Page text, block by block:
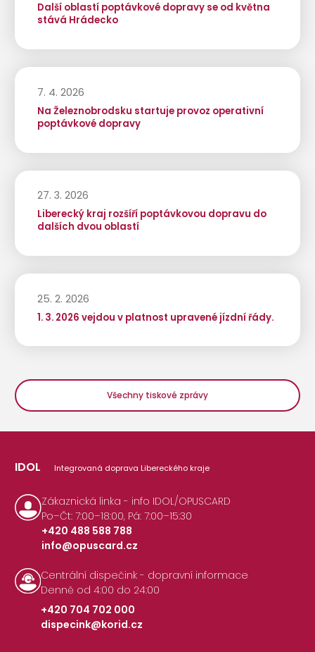
Další oblastí poptávkové dopravy se od května
stává Hrádecko
7. 4. 2026
Na Železnobrodsku startuje provoz operativní
poptávkové dopravy
27. 3. 2026
Liberecký kraj rozšíří poptávkovou dopravu do
dalších dvou oblastí
25. 2. 2026
1. 3. 2026 vejdou v platnost upravené jízdní řády.
Všechny tiskové zprávy
IDOL Integrovaná doprava Libereckého kraje
Zákaznická linka - info IDOL/OPUSCARD
Po–Čt: 7:00–18:00, Pá: 7:00–15:30
+420 488 588 788
|
info@opuscard.cz
Centrální dispečink - dopravní informace
Denně od 4:00 do 24:00
+420 704 702 000
|
dispecink@korid.cz